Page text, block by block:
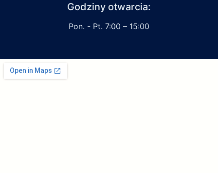
Godziny otwarcia:
Pon. - Pt. 7:00 – 15:00